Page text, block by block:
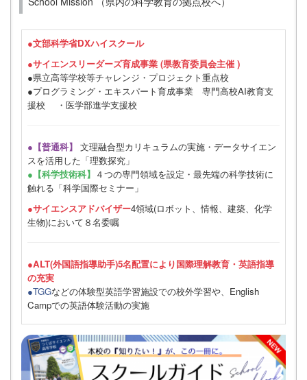
●文部科学省DXハイスクール
●サイエンスリーダーズ育成事業 (県教育委員会主催 )
●県立高等学校等チャレンジ・プロジェクト重点校
●プログラミング・エキスパート育成事業 専門高校AI教育支
援校 ・医学部進学支援校
●【普通科】 文理融合型カリキュラムの実施・データサイエン
スを活用した「理数探究」
●【科学技術科】 ４つの専門領域を設定・最先端の科学技術に
触れる「科学国際セミナー」
●サイエンスアドバイザー4領域(ロボット、情報、建築、化学
生物)において８名委嘱
●ALT(外国語指導助手)5名配置により国際理解教育・英語指導
の充実
●TGGなどの体験型英語学習施設での校外学習や、English
Campでの英語体験活動の実施